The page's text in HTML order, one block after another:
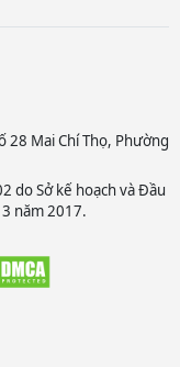
28 Mai Chí Thọ, Phường
do Sở kế hoạch và Đầu
năm 2017.